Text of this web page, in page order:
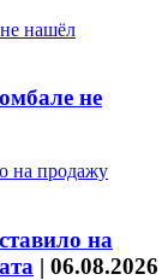
не
на
| 06.08.2026